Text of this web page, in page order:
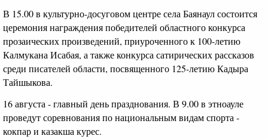
В 15.00 в культурно-досуговом центре села Баянаул состоится
церемония награждения победителей областного конкурса
прозаических произведений, приуроченного к 100-летию
Калмукана Исабая, а также конкурса сатирических рассказов
среди писателей области, посвященного 125-летию Кадыра
Тайшыкова.
16 августа - главный день празднования. В 9.00 в этноауле
проведут соревнования по национальным видам спорта -
кокпар и казакша курес.